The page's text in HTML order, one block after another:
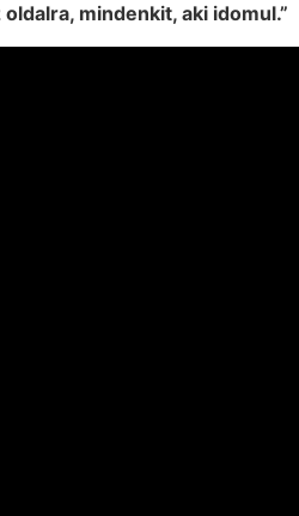
mindenkit, aki idomul.”